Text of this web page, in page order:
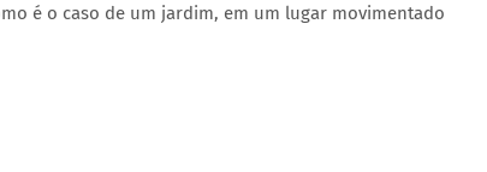
é o caso de um jardim, em um lugar movimentado